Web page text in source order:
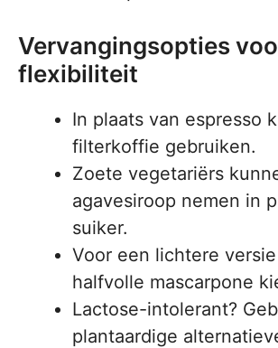
Vervangingsopties
flexibiliteit
In plaats van espresso
filterkoffie gebruiken.
Zoete vegetariërs
agavesiroop nemen in
suiker.
Voor een lichtere
halfvolle mascarpone
Lactose-intolerant?
plantaardige